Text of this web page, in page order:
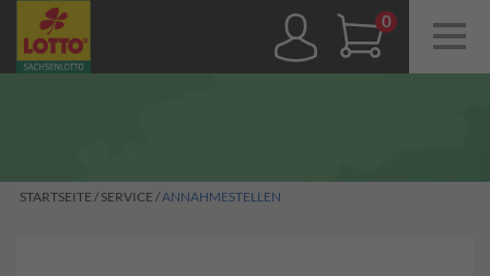
0,00 €
STARTSEITE / SERVICE /ANNAHMESTELLEN